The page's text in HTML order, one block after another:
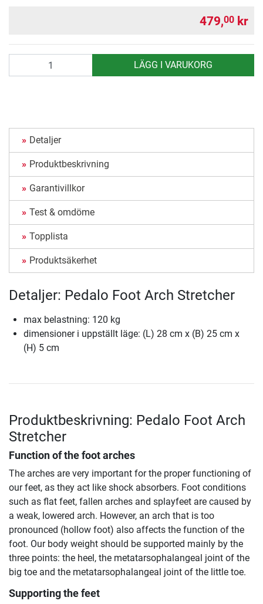
479,00 kr
LÄGG I VARUKORG
Detaljer
Produktbeskrivning
Garantivillkor
Test & omdöme
Topplista
Produktsäkerhet
Detaljer: Pedalo Foot Arch Stretcher
max belastning: 120 kg
dimensioner i uppställt läge: (L) 28 cm x (B) 25 cm x
(H) 5 cm
Produktbeskrivning: Pedalo Foot Arch
Stretcher
Function of the foot arches
The arches are very important for the proper functioning of
our feet, as they act like shock absorbers. Foot conditions
such as flat feet, fallen arches and splayfeet are caused by
a weak, lowered arch. However, an arch that is too
pronounced (hollow foot) also affects the function of the
foot. Our body weight should be supported mainly by the
three points: the heel, the metatarsophalangeal joint of the
big toe and the metatarsophalangeal joint of the little toe.
Supporting the feet